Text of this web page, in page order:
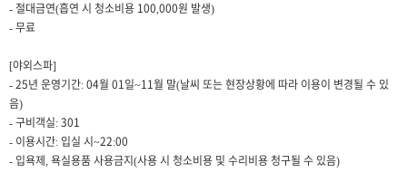
- 절대금연(흡연 시 청소비용 100,000원 발생)
- 무료
[야외스파]
- 25년 운영기간: 04월 01일~11월 말(날씨 또는 현장상황에 따라 이용이 변경될 수 있
음)
- 구비객실: 301
- 이용시간: 입실 시~22:00
- 입욕제, 욕실용품 사용금지(사용 시 청소비용 및 수리비용 청구될 수 있음)